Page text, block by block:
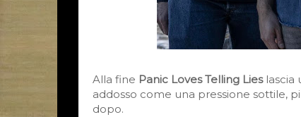
Alla fine Panic Loves Telling Lieslascia
addosso come una pressione sottile,
dopo.